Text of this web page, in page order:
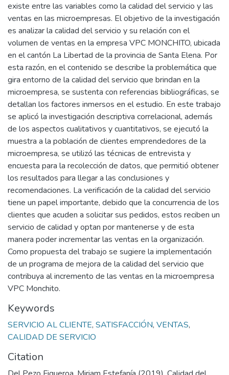
existe entre las variables como la calidad del servicio y las
ventas en las microempresas. El objetivo de la investigación
es analizar la calidad del servicio y su relación con el
volumen de ventas en la empresa VPC MONCHITO, ubicada
en el cantón La Libertad de la provincia de Santa Elena. Por
esta razón, en el contenido se describe la problemática que
gira entorno de la calidad del servicio que brindan en la
microempresa, se sustenta con referencias bibliográficas, se
detallan los factores inmersos en el estudio. En este trabajo
se aplicó la investigación descriptiva correlacional, además
de los aspectos cualitativos y cuantitativos, se ejecutó la
muestra a la población de clientes emprendedores de la
microempresa, se utilizó las técnicas de entrevista y
encuesta para la recolección de datos, que permitió obtener
los resultados para llegar a las conclusiones y
recomendaciones. La verificación de la calidad del servicio
tiene un papel importante, debido que la concurrencia de los
clientes que acuden a solicitar sus pedidos, estos reciben un
servicio de calidad y optan por mantenerse y de esta
manera poder incrementar las ventas en la organización.
Como propuesta del trabajo se sugiere la implementación
de un programa de mejora de la calidad del servicio que
contribuya al incremento de las ventas en la microempresa
VPC Monchito.
Keywords
SERVICIO AL CLIENTE, SATISFACCIÓN, VENTAS,
CALIDAD DE SERVICIO
Citation